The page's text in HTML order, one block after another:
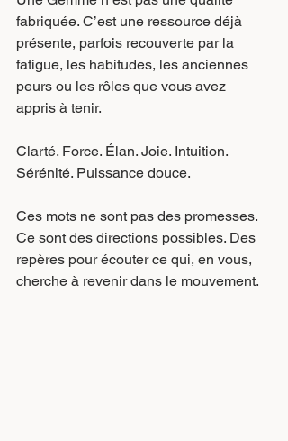
fabriquée. C’est une ressource déjà
présente, parfois recouverte par la
fatigue, les habitudes, les anciennes
peurs ou les rôles que vous avez
appris à tenir.
Clarté. Force. Élan. Joie. Intuition.
Sérénité. Puissance douce.
Ces mots ne sont pas des promesses.
Ce sont des directions possibles. Des
repères pour écouter ce qui, en vous,
cherche à revenir dans le mouvement.